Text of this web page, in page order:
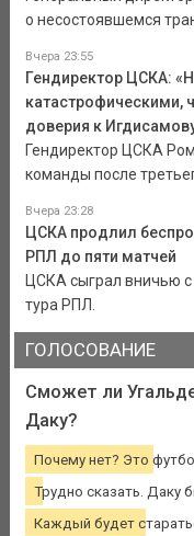
о несостоявшемся
Вчера 23:55
Гендиректор ЦСКА:
катастрофическими,
доверия к
Гендиректор ЦСКА
команды после
Вчера 23:28
ЦСКА продлил
РПЛ до пяти матчей
ЦСКА сыграл вничью с
тура РПЛ.
ГОЛОСОВАНИЕ
Сможет ли
Даку?
Почему нет? Это
Трудно сказать. Даку
Каждый будет